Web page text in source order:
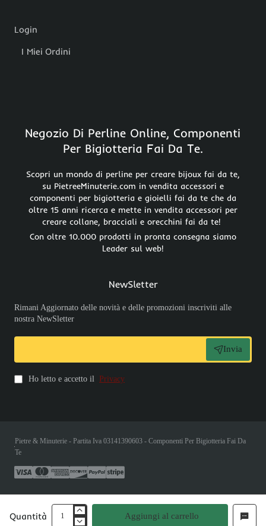
Quantità Aggiungi al carrello
Login
I Miei Ordini
Negozio Di Perline Online, Componenti
Per Bigiotteria Fai Da Te.
Scopri un mondo di perline per creare bijoux fai da te,
su PietreeMinuterie.com in vendita accessori e
componenti per bigiotteria e gioielli fai da te che da
oltre 15 anni ricerca e mette in vendita accessori per
creare collane, bracciali e orecchini fai da te!
Con oltre 10.000 prodotti in pronta consegna siamo
Leader sul web!
NewSletter
Rimani Aggiornato delle novità e delle promozioni inscriviti alle
nostra NewSletter
Invia
Ho letto e accetto il Privacy
Pietre & Minuterie - Partita Iva 03141390603 - Componenti Per Bigiotteria Fai Da
Te